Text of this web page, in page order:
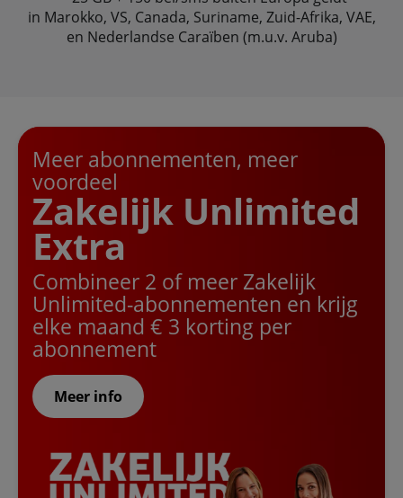
in Marokko, VS, Canada, Suriname, Zuid-Afrika, VAE,
en Nederlandse Caraïben (m.u.v. Aruba)
Meer abonnementen, meer
voordeel
Zakelijk Unlimited
Extra
Combineer 2 of meer Zakelijk
Unlimited-abonnementen en krijg
elke maand € 3 korting per
abonnement
Meer info